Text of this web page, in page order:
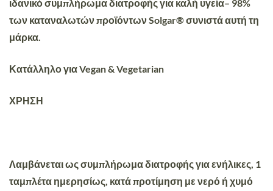
ιδανικό συμπλήρωμα διατροφής για καλή υγεία– 98%
των καταναλωτών προϊόντων Solgar® συνιστά αυτή τη
μάρκα.
Κατάλληλο για Vegan & Vegetarian
ΧΡΗΣΗ
Λαμβάνεται ως συμπλήρωμα διατροφής για ενήλικες, 1
ταμπλέτα ημερησίως, κατά προτίμηση με νερό ή χυμό